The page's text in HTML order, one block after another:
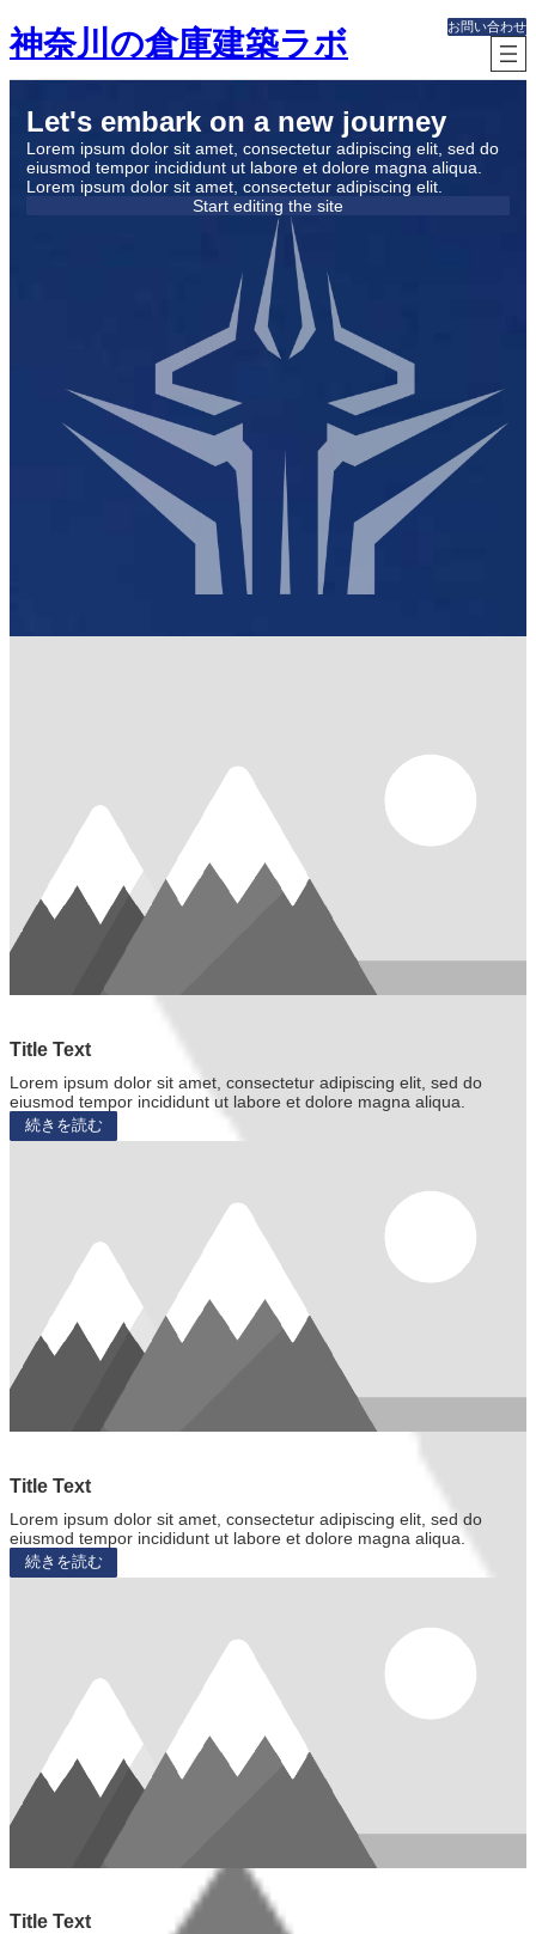
容
を
神奈川の倉庫建築ラボ お問い合わせ
Let's embark on a new journey
Lorem ipsum dolor sit amet, consectetur adipiscing elit, sed do
eiusmod tempor incididunt ut labore et dolore magna aliqua.
Lorem ipsum dolor sit amet, consectetur adipiscing elit.
Start editing the site
Title Text
Lorem ipsum dolor sit amet, consectetur adipiscing elit, sed do
eiusmod tempor incididunt ut labore et dolore magna aliqua.
続きを読む
Title Text
Lorem ipsum dolor sit amet, consectetur adipiscing elit, sed do
eiusmod tempor incididunt ut labore et dolore magna aliqua.
続きを読む
Title Text